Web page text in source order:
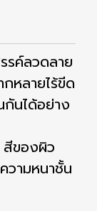
รค์ลวดลาย
หลายไร้ขีด
นได้อย่าง
สีของผิว
วามหนาชั้น